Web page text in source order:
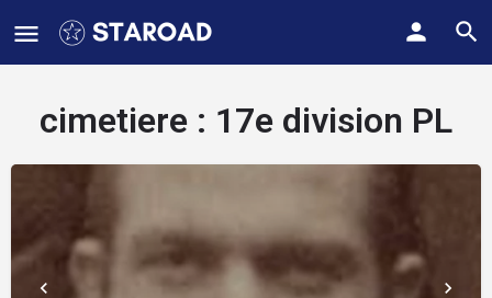
cimetiere : 17e division PL